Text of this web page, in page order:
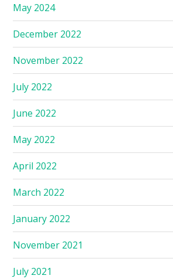
May 2024
December 2022
November 2022
July 2022
June 2022
May 2022
April 2022
March 2022
January 2022
November 2021
July 2021